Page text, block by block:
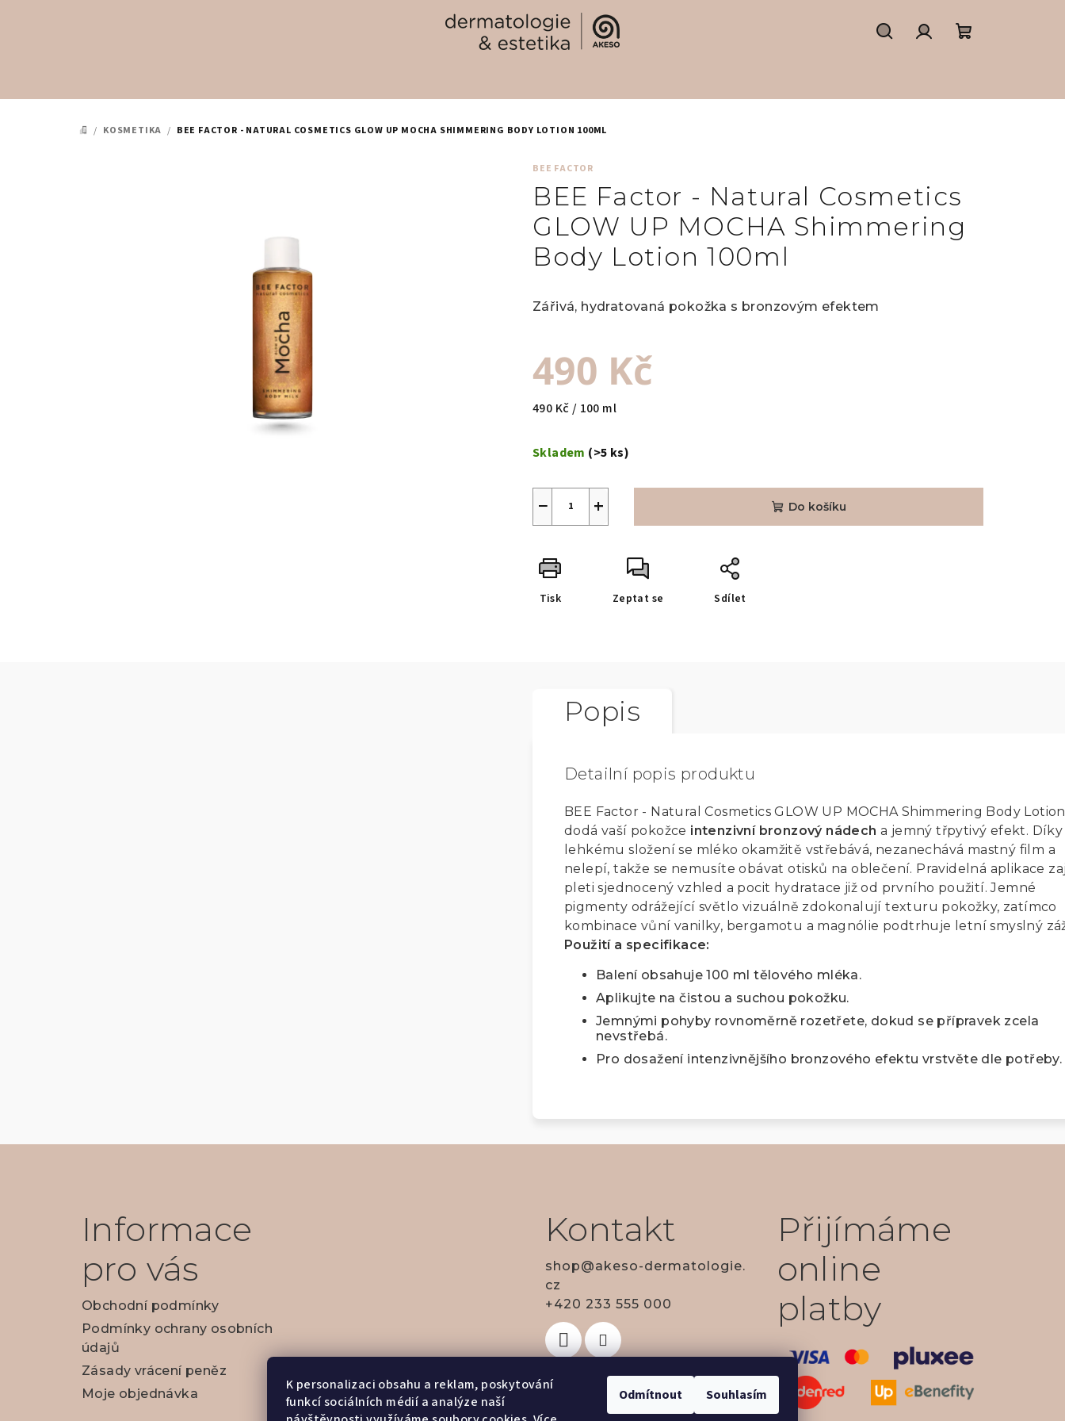
K personalizaci obsahu a reklam, poskytování
funkcí sociálních médií a analýze naší
Odmítnout Souhlasím
košík
DOMŮ
/ KOSMETIKA / BEE FACTOR - NATURAL COSMETICS GLOW UP MOCHA SHIMMERING BODY LOTION 100ML
BEE FACTOR
BEE Factor - Natural Cosmetics
GLOW UP MOCHA Shimmering
Body Lotion 100ml
Zářivá, hydratovaná pokožka s bronzovým efektem
490 Kč
Měrná
490 Kč / 100 ml
Skladem (>5 ks)
+
− Do košíku
Tisk Zeptat se Sdílet
Popis
Detailní popis produktu
BEE Factor - Natural Cosmetics GLOW UP MOCHA Shimmering Body Lotion
dodá vaší pokožce intenzivní bronzový nádech a jemný třpytivý efekt. Díky
lehkému složení se mléko okamžitě vstřebává, nezanechává mastný film a
nelepí, takže se nemusíte obávat otisků na oblečení. Pravidelná aplikace
pleti sjednocený vzhled a pocit hydratace již od prvního použití. Jemné
pigmenty odrážející světlo vizuálně zdokonalují texturu pokožky, zatímco
kombinace vůní vanilky, bergamotu a magnólie podtrhuje letní smyslný
Použití a specifikace:
Balení obsahuje 100 ml tělového mléka.
Aplikujte na čistou a suchou pokožku.
Jemnými pohyby rovnoměrně rozetřete, dokud se přípravek zcela
nevstřebá.
Pro dosažení intenzivnějšího bronzového efektu vrstvěte dle potřeby.
Informace
pro vás
Obchodní podmínky
Podmínky ochrany osobních
údajů
Zásady vrácení peněz
Moje objednávka
Kontakt
shop@akeso-dermatologie.
cz
+420 233 555 000
Přijímáme
online
platby